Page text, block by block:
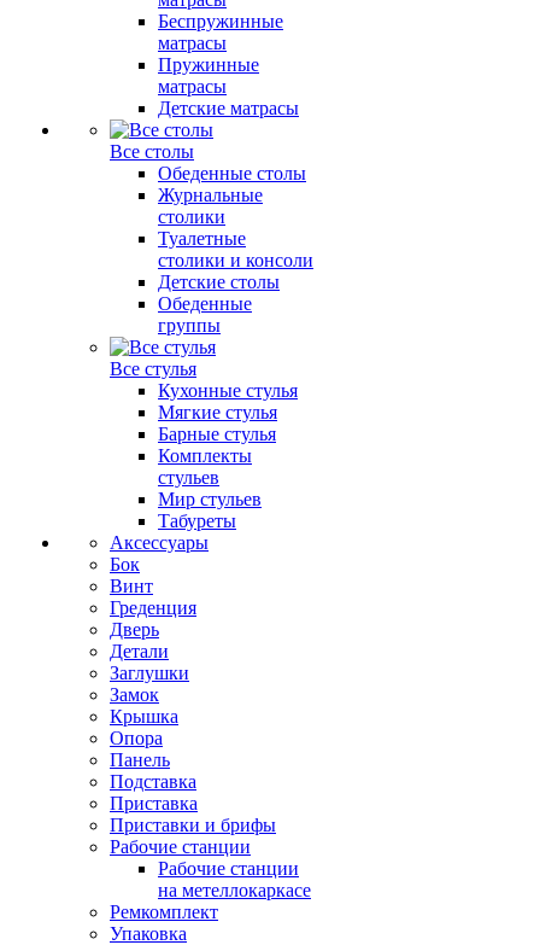
Беспружинные
матрасы
Пружинные
матрасы
Детские матрасы
Все столы
Обеденные столы
Журнальные
столики
Туалетные
столики и консоли
Детские столы
Обеденные
группы
Все стулья
Кухонные стулья
Мягкие стулья
Барные стулья
Комплекты
стульев
Мир стульев
Табуреты
Аксессуары
Бок
Винт
Греденция
Дверь
Детали
Заглушки
Замок
Крышка
Опора
Панель
Подставка
Приставка
Приставки и брифы
Рабочие станции
Рабочие станции
на метеллокаркасе
Ремкомплект
Упаковка